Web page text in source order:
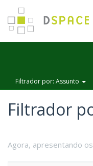
Filtrador por: Assunto
Filtrador
Agora, apresentando